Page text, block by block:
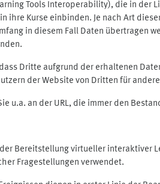
Tools Interoperability), die in der
ihre Kurse einbinden. Je nach Art
in diesem Fall Daten übertragen
Dritte aufgrund der erhaltenen
der Website von Dritten für
u.a. an der URL, die immer den
Bereitstellung virtueller interaktiver
Fragestellungen verwendet.